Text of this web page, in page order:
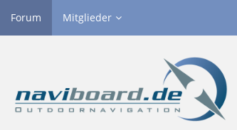
Forum Mitglieder